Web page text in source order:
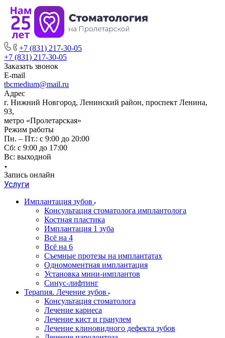
+7 (831) 217-30-05
+7 (831) 217-30-05
Заказать звонок
E-mail
tbcmedium@mail.ru
Адрес
г. Нижний Новгород, Ленинский район, проспект Ленина,
93,
метро «Пролетарская»
Режим работы
Пн. – Пт.: с 9:00 до 20:00
Cб: с 9:00 до 17:00
Вс: выходной
Запись онлайн
Услуги
Имплантация зубов
Консультация стоматолога имплантолога
Костная пластика
Имплантация 1 зуба
Всё на 4
Всё на 6
Съемные протезы на имплантатах
Одномоментная имплантация
Установка мини-имплантов
Синус-лифтинг
Терапия. Лечение зубов
Консультация стоматолога
Лечение кариеса
Лечение кист и гранулем
Лечение клиновидного дефекта зубов